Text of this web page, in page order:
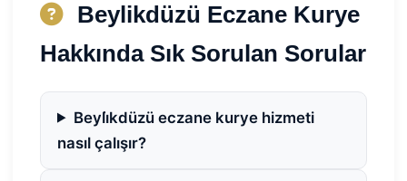
Beylikdüzü Eczane Kurye
Hakkında Sık Sorulan Sorular
Beyli̇kdüzü eczane kurye hizmeti
nasıl çalışır?